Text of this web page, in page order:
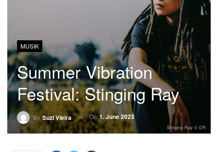
MUSIK
Summer Vibration
Festival: Stinging Ray
By Suzi Vieira On1. June 2023
Stinging Ray © DR